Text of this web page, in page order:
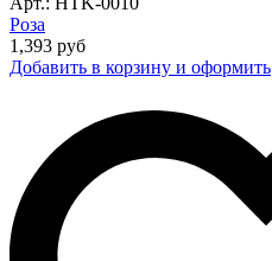
Роза
1,393 руб
Добавить в корзину и оформить